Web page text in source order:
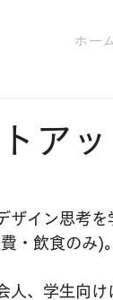
ホー
ア
ザイン思考
・飲食のみ)。
、学生向け